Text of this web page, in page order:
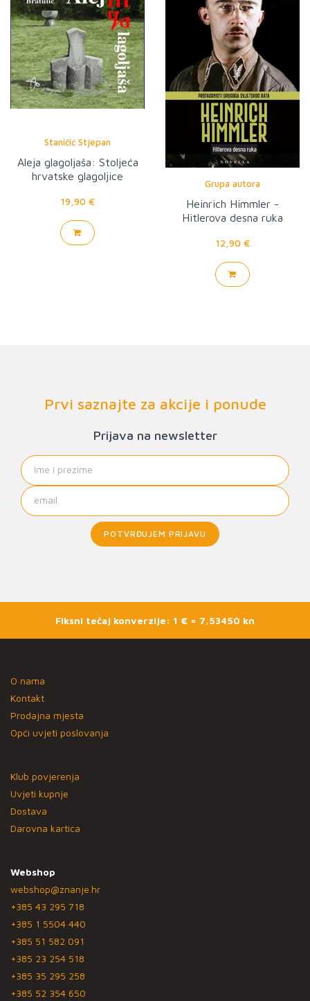
Staničić Stjepan
Aleja glagoljaša: Stoljeća
hrvatske glagoljice
19,90 €
Grupa autora
Heinrich Himmler -
Hitlerova desna ruka
12,90 €
Prvi saznajte za akcije i ponude
Prijava na newsletter
POTVRĐUJEM PRIJAVU
Fiksni tečaj konverzije: 1 € = 7,53450 kn
O nama
Kontakt
Prodajna mjesta
Opći uvjeti poslovanja
Klub povjerenja
Uvjeti kupnje
Dostava
Darovna kartica
Webshop
webshop@znanje.hr
+385 43 295 718
+385 1 5504 440
+385 51 582 091
+385 23 254 518
+385 35 295 258
+385 52 354 650